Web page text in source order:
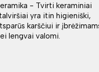
- Tvirti keraminiai
yra itin higieniški,
karščiui ir
lengvai valomi.